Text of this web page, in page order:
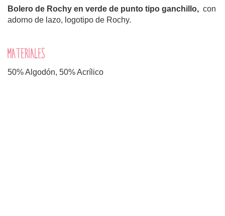
Bolero de Rochy en verde de punto tipo ganchillo, con
adorno de lazo, logotipo de Rochy.
MATERIALES
50% Algodón, 50% Acrílico